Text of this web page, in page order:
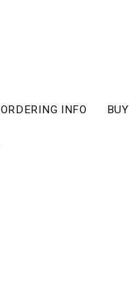
ORDERING INFO